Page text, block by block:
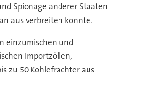
Spionage anderer Staaten
aus verbreiten konnte.
einzumischen und
Importzöllen,
zu 50 Kohlefrachter aus